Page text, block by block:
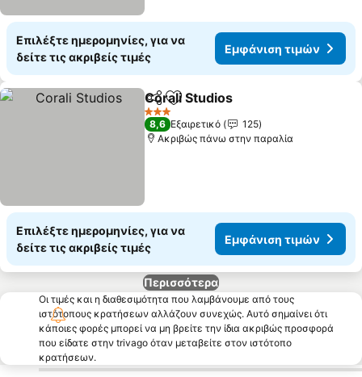
Επιλέξτε ημερομηνίες, για να
δείτε τις ακριβείς τιμές
Εμφάνιση τιμών
Κοινοποίηση
Προσθήκη στα αγαπημένα
Corali Studios
3 Αστέρια
8,6 Εξαιρετικό
125
Ακριβώς πάνω στην παραλία
Επιλέξτε ημερομηνίες, για να
δείτε τις ακριβείς τιμές
Εμφάνιση τιμών
Περισσότερα
Οι τιμές και η διαθεσιμότητα που λαμβάνουμε από τους
ιστότοπους κρατήσεων αλλάζουν συνεχώς. Αυτό σημαίνει ότι
κάποιες φορές μπορεί να μη βρείτε την ίδια ακριβώς προσφορά
που είδατε στην trivago όταν μεταβείτε στον ιστότοπο
κρατήσεων.